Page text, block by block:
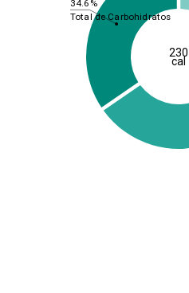
34.6%
Total de Carbohidratos
230
cal